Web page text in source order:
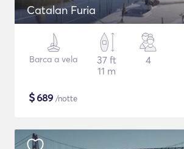
Catalan Furia
Barca a vela
37 ft
11 m
4
$689 /notte